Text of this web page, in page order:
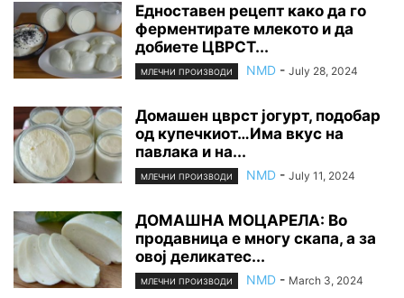
Едноставен рецепт како да го
ферментирате млекото и да
добиете ЦВРСТ...
МЛЕЧНИ ПРОИЗВОДИ NMD - July 28, 2024
Домашен цврст јогурт, подобар
од купечкиот…Има вкус на
павлака и на...
МЛЕЧНИ ПРОИЗВОДИ NMD - July 11, 2024
ДОМАШНА МОЦАРЕЛА: Во
продавница е многу скапа, а за
овој деликатес...
МЛЕЧНИ ПРОИЗВОДИ NMD - March 3, 2024